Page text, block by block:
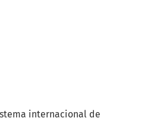
internacional de